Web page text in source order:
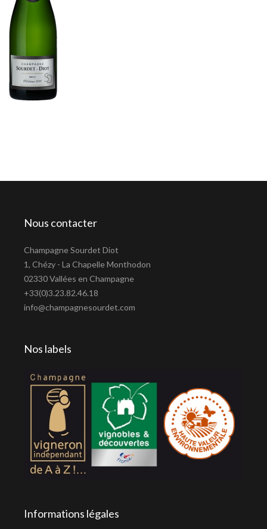
Nous contacter
Champagne Sourdet Diot
1, Chézy - La Chapelle Monthodon
02330 Vallées en Champagne
+33(0)3.23.82.46.18
info@champagnesourdet.com
Nos labels
Informations légales